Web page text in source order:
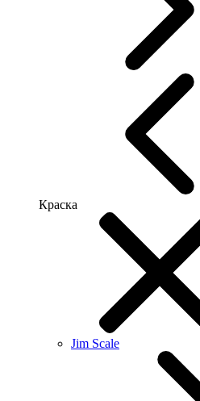
Краска
Jim Scale